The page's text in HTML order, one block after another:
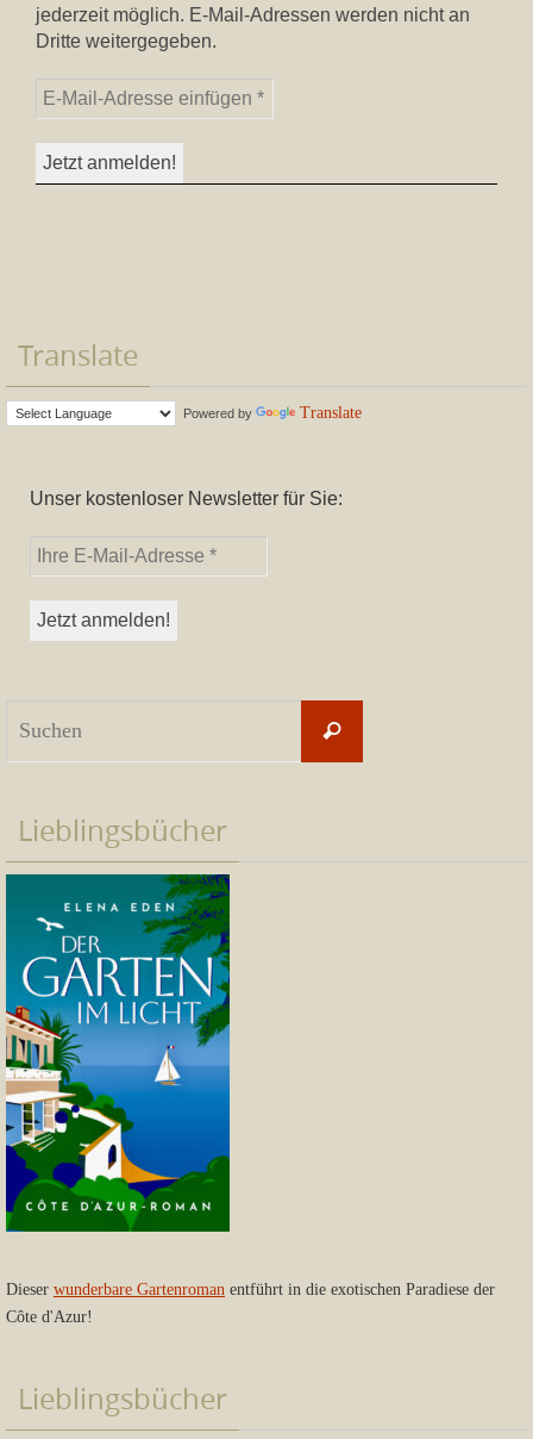
jederzeit möglich. E-Mail-Adressen werden nicht an
Dritte weitergegeben.
Translate
Powered by Translate
Unser kostenloser Newsletter für Sie:
Suchen
Lieblingsbücher
Dieser wunderbare Gartenroman entführt in die exotischen Paradiese der
Côte d'Azur!
Lieblingsbücher